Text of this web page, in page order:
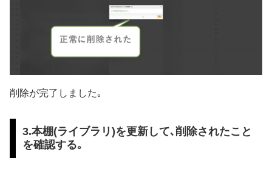
削除が完了しました｡
3.本棚(ライブラリ)を更新して､削除されたこと
を確認する｡